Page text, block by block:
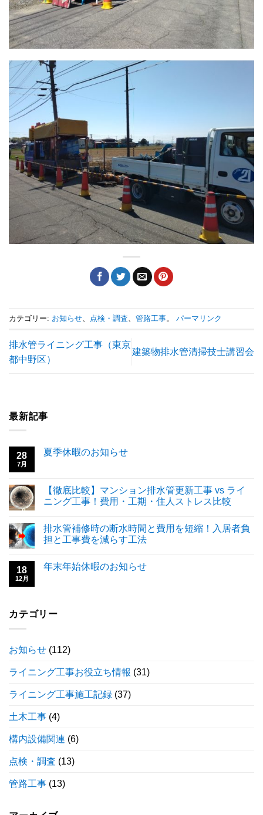
カテゴリー: お知らせ 点検・調査 管路工事。 パーマリンク
排水管ライニング工事（東京
都中野区）
建築物排水管清掃技士講習会
最新記事
28
7月
夏季休暇のお知らせ
【徹底比較】マンション排水管更新工事 vs ライ
ニング工事！費用・工期・住人ストレス比較
排水管補修時の断水時間と費用を短縮！入居者負
担と工事費を減らす工法
18
12月
年末年始休暇のお知らせ
カテゴリー
お知らせ (112)
ライニング工事お役立ち情報 (31)
ライニング工事施工記録 (37)
土木工事 (4)
構内設備関連 (6)
点検・調査 (13)
管路工事 (13)